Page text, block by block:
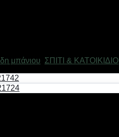
μπάνιου ΣΠΙΤΙ & ΚΑΤΟΙΚΙΔΙΟ